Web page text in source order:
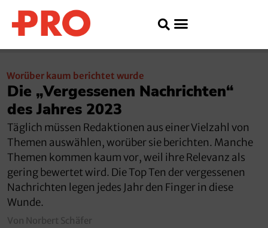
Worüber kaum berichtet wurde
Die „Vergessenen Nachrichten“
des Jahres 2023
Täglich müssen Redaktionen aus einer Vielzahl von
Themen auswählen, worüber sie berichten. Manche
Themen kommen kaum vor, weil ihre Relevanz als
gering bewertet wird. Die Top Ten der vergessenen
Nachrichten legen jedes Jahr den Finger in diese
Wunde.
Von Norbert Schäfer